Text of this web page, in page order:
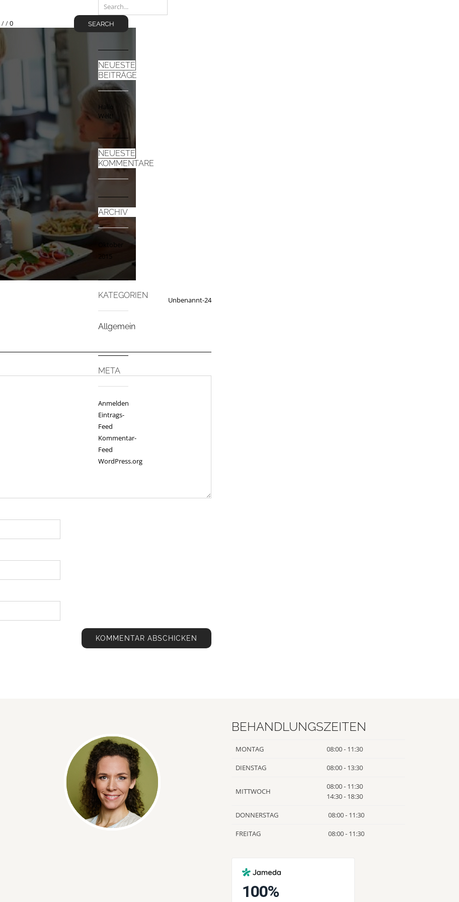
//0
Unbenannt-24
SEARCH
NEUESTE
BEITRÄGE
Hallo
Welt!
NEUESTE
KOMMENTARE
ARCHIV
Oktober
2015
KATEGORIEN
Allgemein
META
Anmelden
Eintrags-
Feed
Kommentar-
Feed
WordPress.org
BEHANDLUNGSZEITEN
MONTAG 08:00 - 11:30
DIENSTAG 08:00 - 13:30
MITTWOCH
08:00 - 11:30
14:30 - 18:30
DONNERSTAG 08:00 - 11:30
FREITAG 08:00 - 11:30